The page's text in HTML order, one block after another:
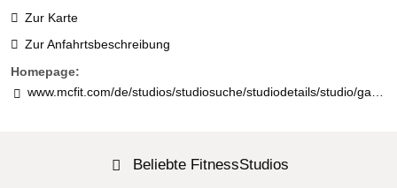
Zur Karte
Zur Anfahrtsbeschreibung
Homepage:
www.mcfit.com/de/studios/studiosuche/studiodetails/studio/garbsen/
Beliebte FitnessStudios